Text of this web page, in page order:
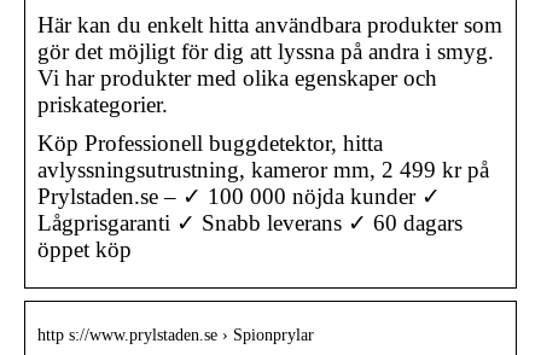
Här kan du enkelt hitta användbara produkter som
gör det möjligt för dig att lyssna på andra i smyg.
Vi har produkter med olika egenskaper och
priskategorier.
Köp Professionell buggdetektor, hitta
avlyssningsutrustning, kameror mm, 2 499 kr på
Prylstaden.se – ✓ 100 000 nöjda kunder ✓
Lågprisgaranti ✓ Snabb leverans ✓ 60 dagars
öppet köp
http s://www.prylstaden.se › Spionprylar